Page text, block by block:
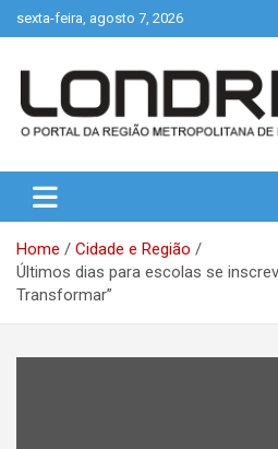
to
sexta-feira, agosto 7, 2026
Londrix
Home
Cidade e Região
Últimos dias para escolas se
Transformar”